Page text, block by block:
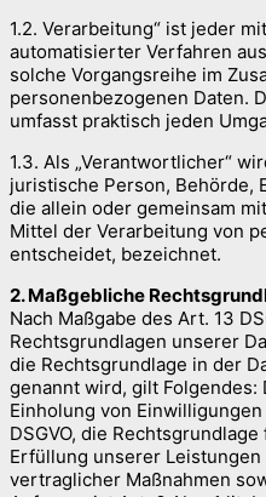
1.2. Verarbeitung“ ist jeder
automatisierter Verfahren
solche Vorgangsreihe im
personenbezogenen Daten.
umfasst praktisch jeden
1.3. Als „Verantwortlicher“
juristische Person, Behörde,
die allein oder gemeinsam
Mittel der Verarbeitung von
entscheidet, bezeichnet.
2. Maßgebliche
Nach Maßgabe des Art. 13
Rechtsgrundlagen unserer
die Rechtsgrundlage in der
genannt wird, gilt
Einholung von
DSGVO, die
Erfüllung unserer
vertraglicher Maßnahmen